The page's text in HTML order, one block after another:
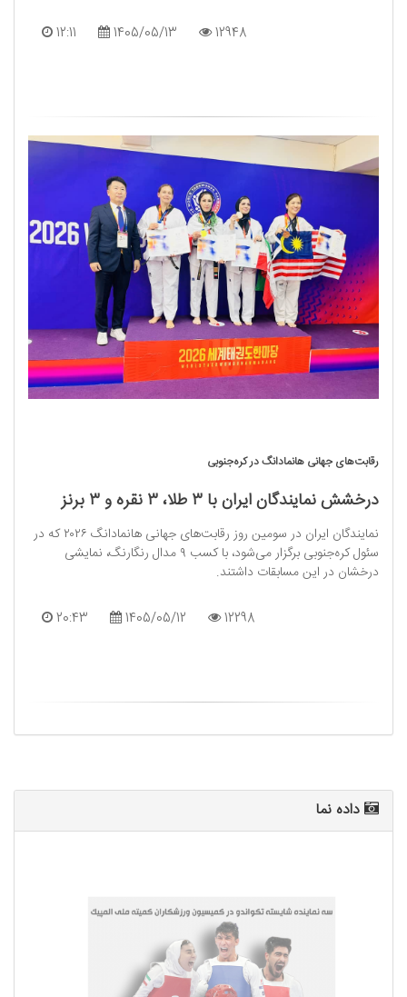
12:11 1405/05/13 12948
رقابت‌های جهانی هانمادانگ در کره‌جنوبی
درخشش نمایندگان ایران با ۳ طلا، ۳ نقره و ۳ برنز
نمایندگان ایران در سومین روز رقابت‌های جهانی هانمادانگ ۲۰۲۶ که در
سئول کره‌جنوبی برگزار می‌شود، با کسب ۹ مدال رنگارنگ، نمایشی
درخشان در این مسابقات داشتند.
20:43 1405/05/12 12298
داده نما